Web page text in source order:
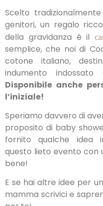
Scelto
genitori, un regalo
della gravidanza è il
semplice, che noi di
cotone italiano,
indumento
Disponibile anche
l’iniziale!
Speriamo davvero di
proposito di baby
fornito qualche idea
questo lieto evento con
bene!
E se hai altre idee per
mamma scrivici e